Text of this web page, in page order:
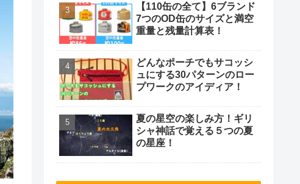
【110缶の全て】6ブランド
7つのOD缶のサイズと満空
重量と残量計算表！
どんなポーチでもサコッシ
ュにする30パターンのロー
プワークのアイディア！
夏の星空の楽しみ方！ギリ
シャ神話で覚える５つの夏
の星座！